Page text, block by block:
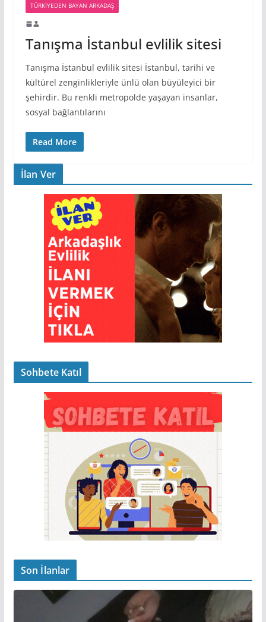
TÜRKIYEDEN BAYAN ARKADAŞ
Tanışma İstanbul evlilik sitesi
Tanışma İstanbul evlilik sitesi İstanbul, tarihi ve
kültürel zenginlikleriyle ünlü olan büyüleyici bir
şehirdir. Bu renkli metropolde yaşayan insanlar,
sosyal bağlantılarını
Read More
İlan Ver
Sohbete Katıl
Son İlanlar